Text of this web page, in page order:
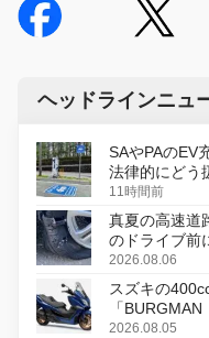
ヘッドラインニュ
SAやPAのEV
法律的にどう
11時間前
真夏の高速道
のドライブ前
2026.08.06
スズキの
「
変更し、8月
2026.08.05